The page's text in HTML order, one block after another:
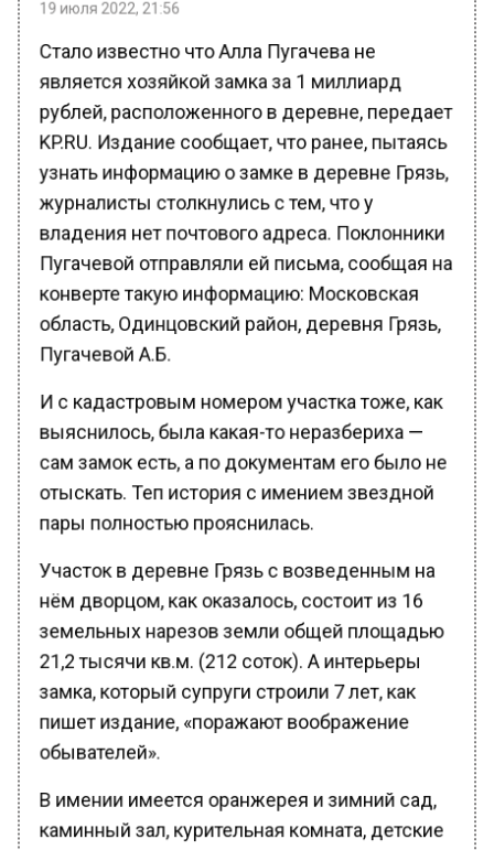
является хозяйкой замка за 1 миллиард
рублей, расположенного в деревне, передает
KP.RU. Издание сообщает, что ранее, пытаясь
узнать информацию о замке в деревне Грязь,
журналисты столкнулись с тем, что у
владения нет почтового адреса. Поклонники
Пугачевой отправляли ей письма, сообщая на
конверте такую информацию: Московская
область, Одинцовский район, деревня Грязь,
Пугачевой А.Б.
И с кадастровым номером участка тоже, как
выяснилось, была какая-то неразбериха —
сам замок есть, а по документам его было не
отыскать. Теп история с имением звездной
пары полностью прояснилась.
Участок в деревне Грязь с возведенным на
нём дворцом, как оказалось, состоит из 16
земельных нарезов земли общей площадью
21,2 тысячи кв.м. (212 соток). А интерьеры
замка, который супруги строили 7 лет, как
пишет издание, «поражают воображение
обывателей».
В имении имеется оранжерея и зимний сад,
каминный зал, курительная комната, детские